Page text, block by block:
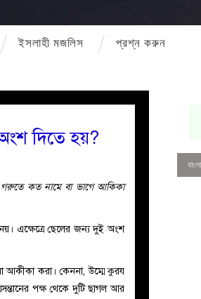
ইসলাহী মজলিস প্রশ্ন করুন
দিতে হয়?
কত নামে বা ভাগে আকিকা
এক্ষেত্রে ছেলের জন্য দুই অংশ
আকীকা করা। কেননা, উম্মে কুরয